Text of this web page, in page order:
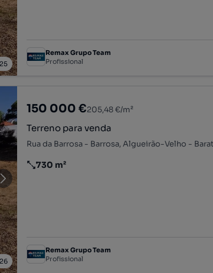
25
Remax Grupo Team
Profissional
26
150 000 €205,48 €/m²
Terreno para venda
Preço por metro quadrado
730 m²
Remax Grupo Team
Profissional